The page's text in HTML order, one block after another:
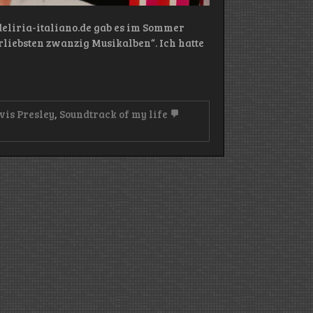
italiano.de gab es im Sommer
zwanzig Musikalben“. Ich hatte
Presley, Soundtrack of my life